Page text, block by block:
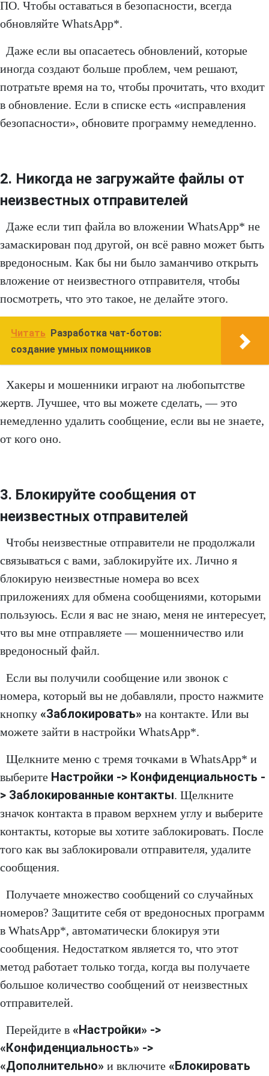
ПО. Чтобы оставаться в безопасности, всегда
обновляйте WhatsApp*.
Даже если вы опасаетесь обновлений, которые
иногда создают больше проблем, чем решают,
потратьте время на то, чтобы прочитать, что входит
в обновление. Если в списке есть «исправления
безопасности», обновите программу немедленно.
2. Никогда не загружайте файлы от
неизвестных отправителей
Даже если тип файла во вложении WhatsApp* не
замаскирован под другой, он всё равно может быть
вредоносным. Как бы ни было заманчиво открыть
вложение от неизвестного отправителя, чтобы
посмотреть, что это такое, не делайте этого.
Читать
Разработка чат-ботов:
создание умных помощников
Хакеры и мошенники играют на любопытстве
жертв. Лучшее, что вы можете сделать, — это
немедленно удалить сообщение, если вы не знаете,
от кого оно.
3. Блокируйте сообщения от
неизвестных отправителей
Чтобы неизвестные отправители не продолжали
связываться с вами, заблокируйте их. Лично я
блокирую неизвестные номера во всех
приложениях для обмена сообщениями, которыми
пользуюсь. Если я вас не знаю, меня не интересует,
что вы мне отправляете — мошенничество или
вредоносный файл.
Если вы получили сообщение или звонок с
номера, который вы не добавляли, просто нажмите
кнопку «Заблокировать» на контакте. Или вы
можете зайти в настройки WhatsApp*.
Щелкните меню с тремя точками в WhatsApp* и
выберите Настройки -> Конфиденциальность -
> Заблокированные контакты. Щелкните
значок контакта в правом верхнем углу и выберите
контакты, которые вы хотите заблокировать. После
того как вы заблокировали отправителя, удалите
сообщения.
Получаете множество сообщений со случайных
номеров? Защитите себя от вредоносных программ
в WhatsApp*, автоматически блокируя эти
сообщения. Недостатком является то, что этот
метод работает только тогда, когда вы получаете
большое количество сообщений от неизвестных
отправителей.
Перейдите в «Настройки» ->
«Конфиденциальность» ->
«Дополнительно» и включите «Блокировать